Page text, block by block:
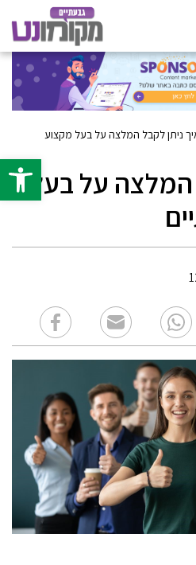
פתח
ניתן לקבל המלצה על בעל מקצוע
המלצה על בעל